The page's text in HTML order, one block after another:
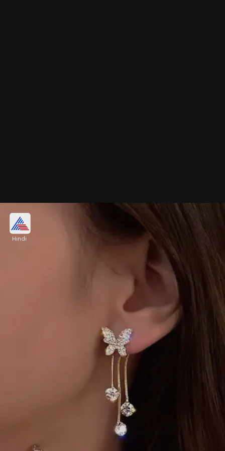
पर्ल लटकन इयररिंग
पर्ल लटकन के शानदार काम के साथ ये सुंदर टेस इयररिंग भी
काफी खूबसूरत है, ये इयररिंग एथनिक आउटफिट के साथ कमाल
Hindi